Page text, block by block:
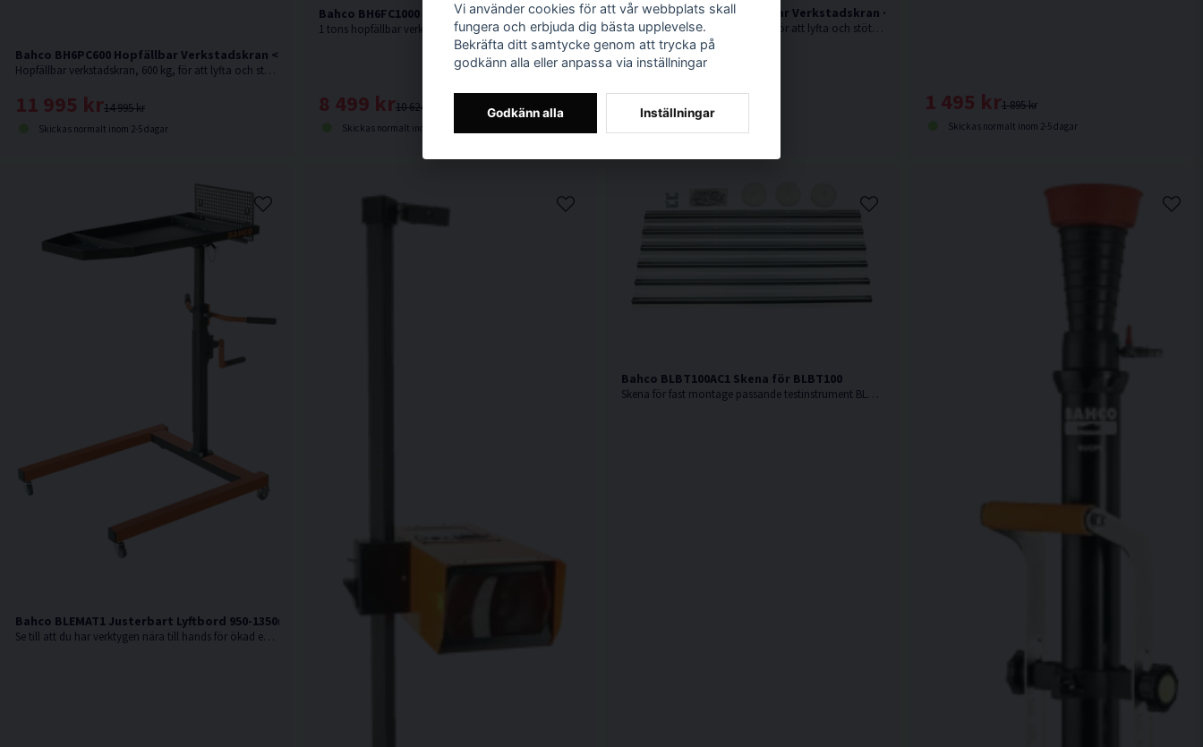
Bahco BH6PC600 Hopfällbar Verkstadskran <600kg
Hopfällbar verkstadskran, 600 kg, för att lyfta och stötta en mängd olika tunga fordonsdelar, t.ex. motorer, växellådor m.m.
14 995 kr
11 995 kr
Skickas normalt inom 2-5 dagar
Bahco BH6FC1000 Hopfällbar Verkstadskran <1000kg
1 tons hopfällbar verkstadskran för att lyfta och stötta en mängd olika tunga fordonsdelar, t.ex. motorer, växellådor m.m.
10 624 kr
8 499 kr
Skickas normalt inom 2-5 dagar
Bahco BH6FC2000 Hopfällbar Verkstadskran <2000kg
2 tons hopfällbar verkstadskran för att lyfta och stötta en mängd olika tunga fordonsdelar, t.ex. motorer, växellådor m.m.
14 995 kr
13 795 kr 1 895 kr
1 495 kr
Skickas normalt inom 2-5 dagar
Bahco BLEMAT1 Justerbart Lyftbord 950-1350mm
Se till att du har verktygen nära till hands för ökad effektivitet vid bilservicen med detta praktiska lyftbord från Bahco.
Bahco BLBT100AC1 Skena för BLBT100
Skena för fast montage passande testinstrument BLBT100 från Bahco.
Vi använder cookies för att vår webbplats skall
fungera och erbjuda dig bästa upplevelse.
Bekräfta ditt samtycke genom att trycka på
godkänn alla eller anpassa via inställningar
Godkänn alla Inställningar